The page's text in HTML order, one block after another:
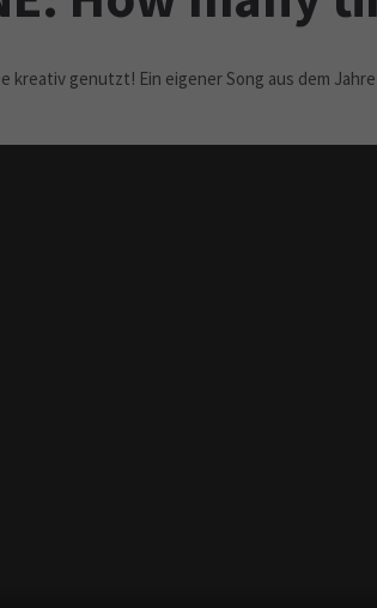
kreativ genutzt! Ein eigener Song aus dem